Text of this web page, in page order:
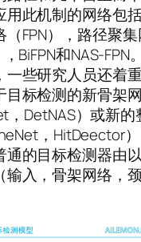
用此机制的网络包
（FPN），路径聚
，BiFPN和NAS-FPN
一些研究人员还着
目标检测的新骨架网
，DetNAS）或新
，HitDeector
通的目标检测器由
输入，骨架网络，